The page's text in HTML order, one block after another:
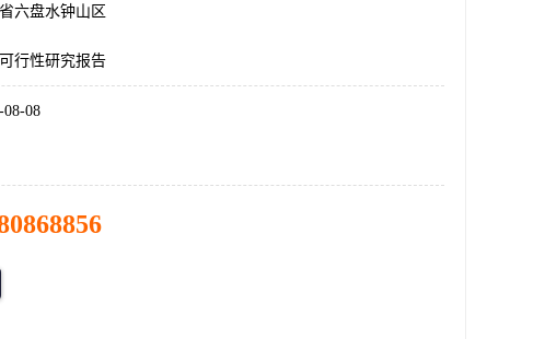
六盘水钟山区
行性研究报告
08-08